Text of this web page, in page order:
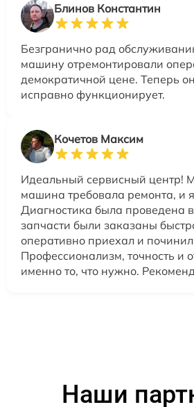
Блинов Константин
Безгранично рад
машину отремонтировали
демократичной цене. Теперь
исправно функционирует.
Кочетов Максим
Идеальный сервисный центр!
машина требовала ремонта, и
Диагностика была проведена в
запчасти были заказаны
оперативно приехал и
Профессионализм, точность и
именно то, что нужно.
Наши